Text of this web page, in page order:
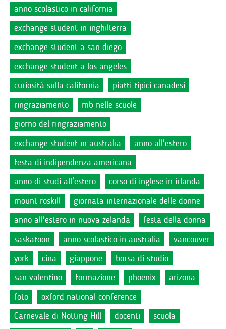
anno scolastico in california
exchange student in inghilterra
exchange student a san diego
exchange student a los angeles
curiosità sulla california
piatti tipici canadesi
ringraziamento
mb nelle scuole
giorno del ringraziamento
exchange student in australia
anno all'estero
festa di indipendenza americana
anno di studi all'estero
corso di inglese in irlanda
mount roskill
giornata internazionale delle donne
anno all'estero in nuova zelanda
festa della donna
saskatoon
anno scolastico in australia
vancouver
york
cina giappone
borsa di studio
san valentino
formazione phoenix
arizona
foto
oxford national conference
Carnevale di Notting Hill
docenti scuola